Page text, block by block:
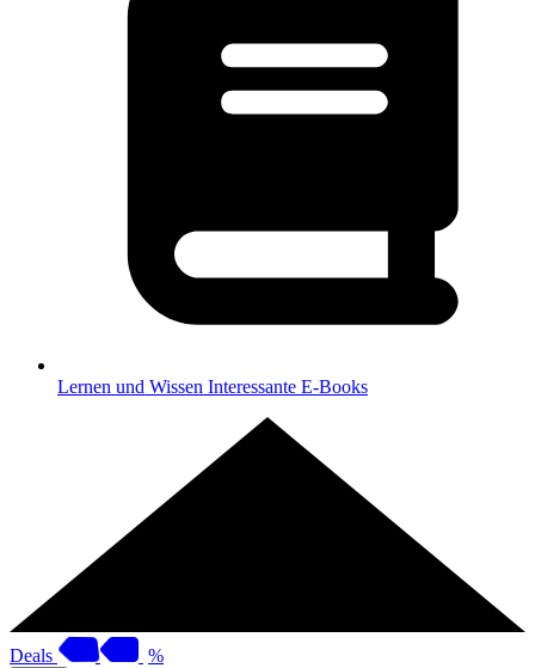
Lernen und Wissen Interessante E-Books
Deals %